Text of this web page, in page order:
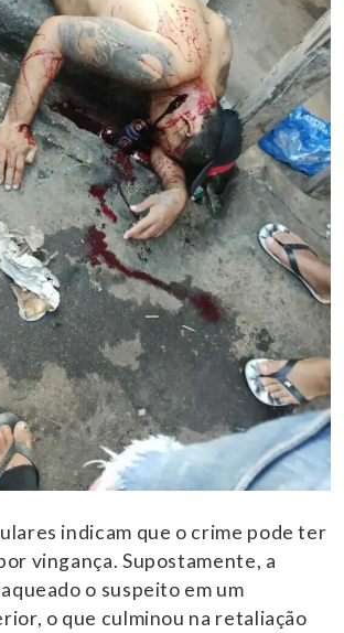
indicam que o crime pode ter
vingança. Supostamente, a
o suspeito em um
o que culminou na retaliação